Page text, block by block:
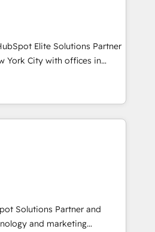
and legacy CRM
with platforms
Ticketek, SevenRooms,
Salesforce; HubSpot CMS
we deliver advanced
in the HubSpot
accreditations, six
Elite Solutions Partner
York City with offices in
As a global
in working with
to implement the
across client organizations.
professional services,
real estate, technology,
services, transportation
staffing and recruiting,
contractors. Our
Solutions Partner and
and marketing